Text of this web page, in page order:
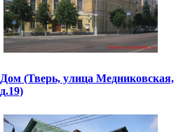
Дом (Тверь, улица Медниковская,
д.19)